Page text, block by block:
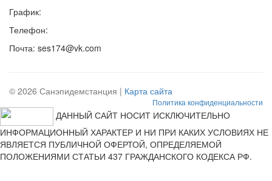
График:
Телефон:
Почта: ses174@vk.com
© 2026 Санэпидемстанция | Карта сайта
Политика конфиденциальности
ДАННЫЙ САЙТ НОСИТ ИСКЛЮЧИТЕЛЬНО
ИНФОРМАЦИОННЫЙ ХАРАКТЕР И НИ ПРИ КАКИХ УСЛОВИЯХ НЕ
ЯВЛЯЕТСЯ ПУБЛИЧНОЙ ОФЕРТОЙ, ОПРЕДЕЛЯЕМОЙ
ПОЛОЖЕНИЯМИ СТАТЬИ 437 ГРАЖДАНСКОГО КОДЕКСА РФ.